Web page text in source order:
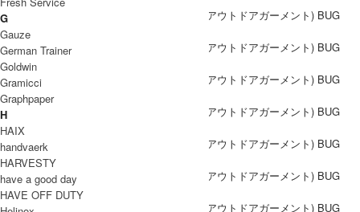
G
Gauze
German Trainer
Goldwin
Gramicci
Graphpaper
H
HAIX
handvaerk
HARVESTY
have a good day
HAVE OFF DUTY